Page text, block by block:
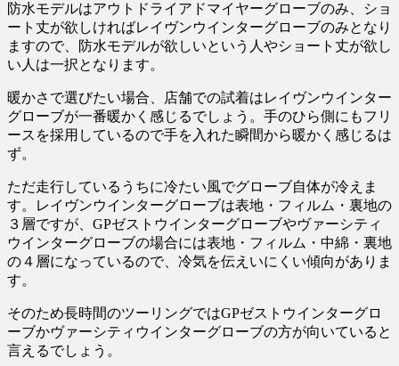
防水モデルはアウトドライアドマイヤーグローブのみ、ショ
ート丈が欲しければレイヴンウインターグローブのみとなり
ますので、防水モデルが欲しいという人やショート丈が欲し
い人は一択となります。
暖かさで選びたい場合、店舗での試着はレイヴンウインター
グローブが一番暖かく感じるでしょう。手のひら側にもフリ
ースを採用しているので手を入れた瞬間から暖かく感じるは
ず。
ただ走行しているうちに冷たい風でグローブ自体が冷えま
す。レイヴンウインターグローブは表地・フィルム・裏地の
３層ですが、GPゼストウインターグローブやヴァーシティ
ウインターグローブの場合には表地・フィルム・中綿・裏地
の４層になっているので、冷気を伝えいにくい傾向がありま
す。
そのため長時間のツーリングではGPゼストウインターグロ
ーブかヴァーシティウインターグローブの方が向いていると
言えるでしょう。